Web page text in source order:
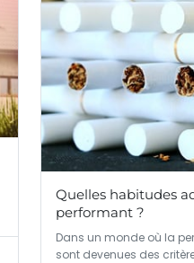
Quelles habitudes
performant ?
Dans un monde où la
sont devenues des